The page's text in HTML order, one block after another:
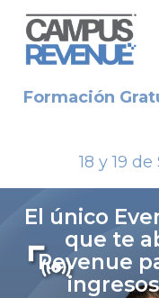
Formación
18 y 19
El único
que te
Revenue